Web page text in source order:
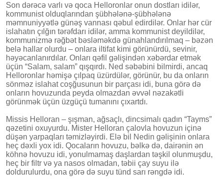
Son dərəcə varlı və qoca Helloronlar onun dostları idilər,
kommunist olduqlarından şübhələnə-şübhələnə
məmnuniyyətlə günəş vannası qəbul edirdilər. Onlar hər cür
islahatın çılğın tərəfdarı idilər, amma kommunist deyildilər,
kommunizmə rəğbət bəsləməkdə günahlandırılmaq – bəzən
belə hallar olurdu – onlara iltifat kimi görünürdü, sevinir,
həyəcanlanırdılar. Onları qəfil gəlişindən xəbərdar etmək
üçün “Salam, salam” qışqırdı. Ned səbəbini bilmirdi, ancaq
Helloronlar həmişə çılpaq üzürdülər, görünür, bu da onların
sönməz islahat coşğusunun bir parçası idi, buna görə də
onların hovuzunda peyda olmazdan əvvəl nəzakətli
görünmək üçün üzgüçü tumanını çıxartdı.
Missis Helloran – şışman, ağsaçlı, dincsimalı qadın “Tayms”
qəzetini oxuyurdu. Mister Helloran çalovla hovuzun içinə
düşən yarpaqları təmizləyirdi. Elə bil Nedin gəlişinin onlara
heç dəxli yox idi. Qocaların hovuzu, bəlkə də, dairənin ən
köhnə hovuzu idi, yonulmamaş daşlardan təşkil olunmuşdu,
heç bir filtr və ya nasos olmadan, təbii çay suyu ilə
doldurulurdu, ona görə də suyu tünd sarı rəngdə idi.